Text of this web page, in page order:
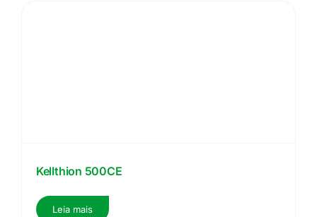
Kellthion 500CE
Leia mais